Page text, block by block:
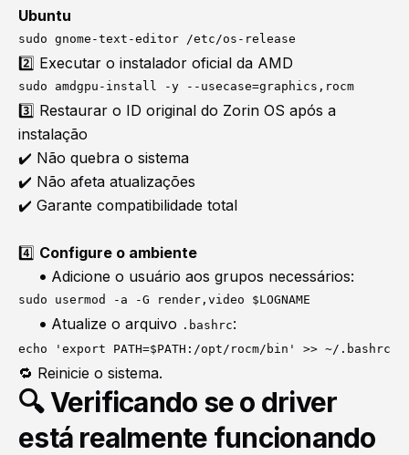
Ubuntu
sudo gnome-text-editor /etc/os-release
2️⃣ Executar o instalador oficial da AMD
sudo amdgpu-install -y --usecase=graphics,rocm
3️⃣ Restaurar o ID original do Zorin OS após a
instalação
✔️ Não quebra o sistema
✔️ Não afeta atualizações
✔️ Garante compatibilidade total
4️⃣ Configure o ambiente
Adicione o usuário aos grupos necessários:
sudo usermod -a -G render,video $LOGNAME
Atualize o arquivo .bashrc:
echo 'export PATH=$PATH:/opt/rocm/bin' >> ~/.bashrc
🔁 Reinicie o sistema.
🔍 Verificando se o driver
está realmente funcionando